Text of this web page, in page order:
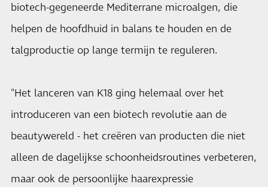
biotech-gegeneerde Mediterrane microalgen, die
helpen de hoofdhuid in balans te houden en de
talgproductie op lange termijn te reguleren.
"Het lanceren van K18 ging helemaal over het
introduceren van een biotech revolutie aan de
beautywereld - het creëren van producten die niet
alleen de dagelijkse schoonheidsroutines verbeteren,
maar ook de persoonlijke haarexpressie